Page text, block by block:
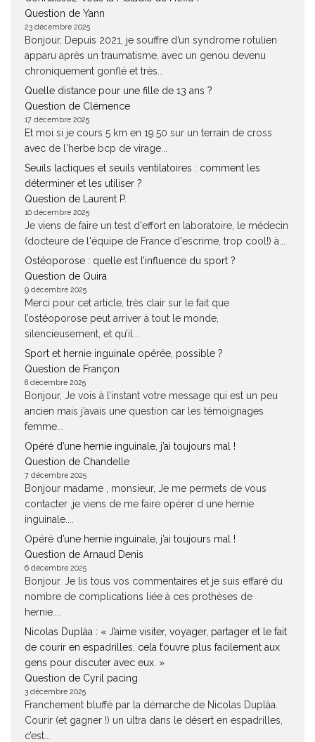
Question de Yann
23 décembre 2025
Bonjour, Depuis 2021, je souffre d’un syndrome rotulien
apparu après un traumatisme, avec un genou devenu
chroniquement gonflé et très...
Quelle distance pour une fille de 13 ans ?
Question de Clémence
17 décembre 2025
Et moi si je cours 5 km en 19.50 sur un terrain de cross
avec de l'herbe bcp de virage...
Seuils lactiques et seuils ventilatoires : comment les
déterminer et les utiliser ?
Question de Laurent P.
10 décembre 2025
Je viens de faire un test d'effort en laboratoire, le médecin
(docteure de l'équipe de France d'escrime, trop cool!) à...
Ostéoporose : quelle est l’influence du sport ?
Question de Quira
9 décembre 2025
Merci pour cet article, très clair sur le fait que
l’ostéoporose peut arriver à tout le monde,
silencieusement, et qu’il...
Sport et hernie inguinale opérée, possible ?
Question de Françon
8 décembre 2025
Bonjour, Je vois à l’instant votre message qui est un peu
ancien mais j’avais une question car les témoignages
femme...
Opéré d’une hernie inguinale, j’ai toujours mal !
Question de Chandelle
7 décembre 2025
Bonjour madame , monsieur, Je me permets de vous
contacter ,je viens de me faire opérer d une hernie
inguinale....
Opéré d’une hernie inguinale, j’ai toujours mal !
Question de Arnaud Denis
6 décembre 2025
Bonjour. Je lis tous vos commentaires et je suis effaré du
nombre de complications liée à ces prothèses de
hernie....
Nicolas Duplàa : « J’aime visiter, voyager, partager et le fait
de courir en espadrilles, cela t’ouvre plus facilement aux
gens pour discuter avec eux. »
Question de Cyril pacing
3 décembre 2025
Franchement bluffé par la démarche de Nicolas Duplàa.
Courir (et gagner !) un ultra dans le désert en espadrilles,
c’est...